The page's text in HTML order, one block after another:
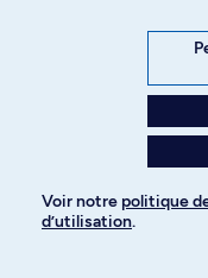
On est là pour vous!
courriel
Voir notre politique
d’utilisation.